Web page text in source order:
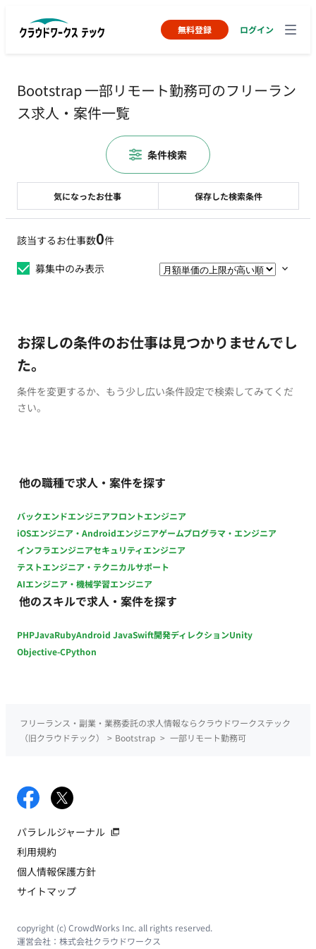
無料登録 ログイン
Bootstrap 一部リモート勤務可のフリーラン
ス求人・案件一覧
該当するお仕事数0件
募集中のみ表示
お探しの条件のお仕事は見つかりませんでし
た。
条件を変更するか、もう少し広い条件設定で検索してみてくだ
さい。
他の職種で求人・案件を探す
バックエンドエンジニアフロントエンジニア
iOSエンジニア・Androidエンジニアゲームプログラマ・エンジニア
インフラエンジニアセキュリティエンジニア
テストエンジニア・テクニカルサポート
AIエンジニア・機械学習エンジニア
他のスキルで求人・案件を探す
PHPJavaRubyAndroid JavaSwift開発ディレクションUnity
Objective-CPython
気になったお仕事 保存した検索条件
条件検索
フリーランス・副業・業務委託の求人情報ならクラウドワークステック
（旧クラウドテック）
> Bootstrap > 一部リモート勤務可
パラレルジャーナル
利用規約
個人情報保護方針
サイトマップ
copyright (c) CrowdWorks Inc. all rights reserved.
運営会社： 株式会社クラウドワークス